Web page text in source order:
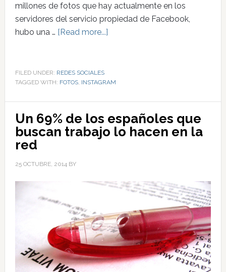
millones de fotos que hay actualmente en los
servidores del servicio propiedad de Facebook,
hubo una … [Read more...]
FILED UNDER: REDES SOCIALES
TAGGED WITH: FOTOS, INSTAGRAM
Un 69% de los españoles que
buscan trabajo lo hacen en la
red
25 OCTUBRE, 2014 BY